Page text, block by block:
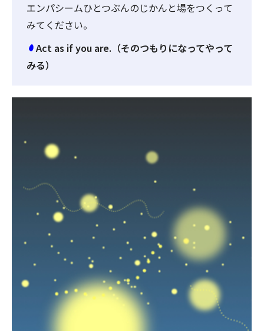
エンパシームひとつぶんのじかんと場をつくって
みてください。
Act as if you are.（そのつもりになってやって
みる）